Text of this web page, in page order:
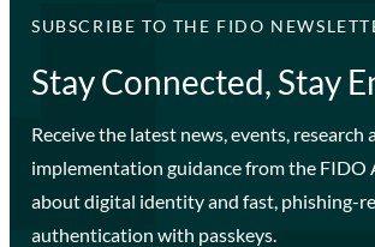
SUBSCRIBE TO THE FIDO
Stay Connected, Stay
Receive the latest news, events, research
implementation guidance from the FIDO
about digital identity and fast, phishing-
authentication with passkeys.